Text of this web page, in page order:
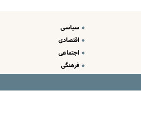
سیاسی
اقتصادی
اجتماعی
فرهنگی